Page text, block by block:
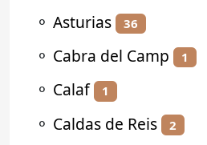
⚬ Asturias 36
⚬ Cabra del Camp 1
⚬ Calaf 1
⚬ Caldas de Reis 2